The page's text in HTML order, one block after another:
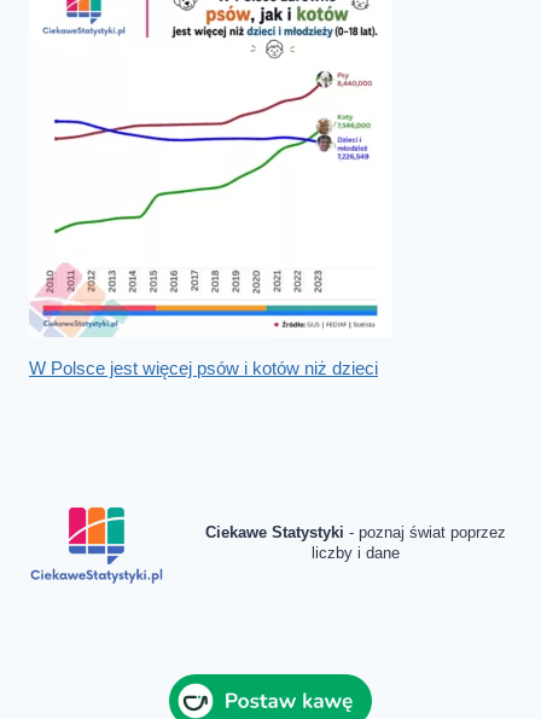
W Polsce jest więcej psów i kotów niż dzieci
Ciekawe Statystyki - poznaj świat poprzez
liczby i dane